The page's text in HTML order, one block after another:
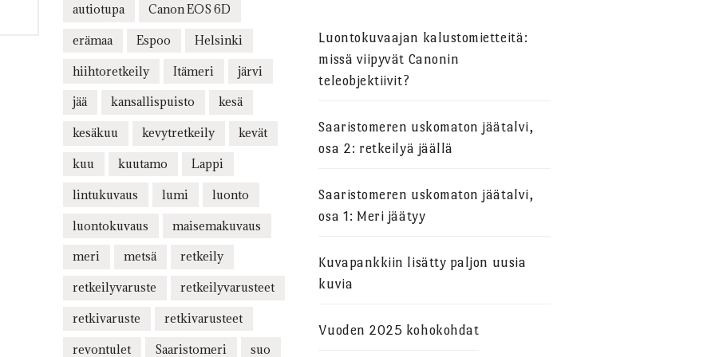
autiotupa Canon EOS 6D
erämaa Espoo Helsinki
hiihtoretkeily Itämeri järvi
jää kansallispuisto kesä
kesäkuu kevytretkeily kevät
kuu kuutamo Lappi
lintukuvaus lumi luonto
luontokuvaus maisemakuvaus
meri metsä retkeily
retkeilyvaruste retkeilyvarusteet
retkivaruste retkivarusteet
revontulet Saaristomeri suo
Luontokuvaajan kalustomietteitä:
missä viipyvät Canonin
teleobjektiivit?
Saaristomeren uskomaton jäätalvi,
osa 2: retkeilyä jäällä
Saaristomeren uskomaton jäätalvi,
osa 1: Meri jäätyy
Kuvapankkiin lisätty paljon uusia
kuvia
Vuoden 2025 kohokohdat